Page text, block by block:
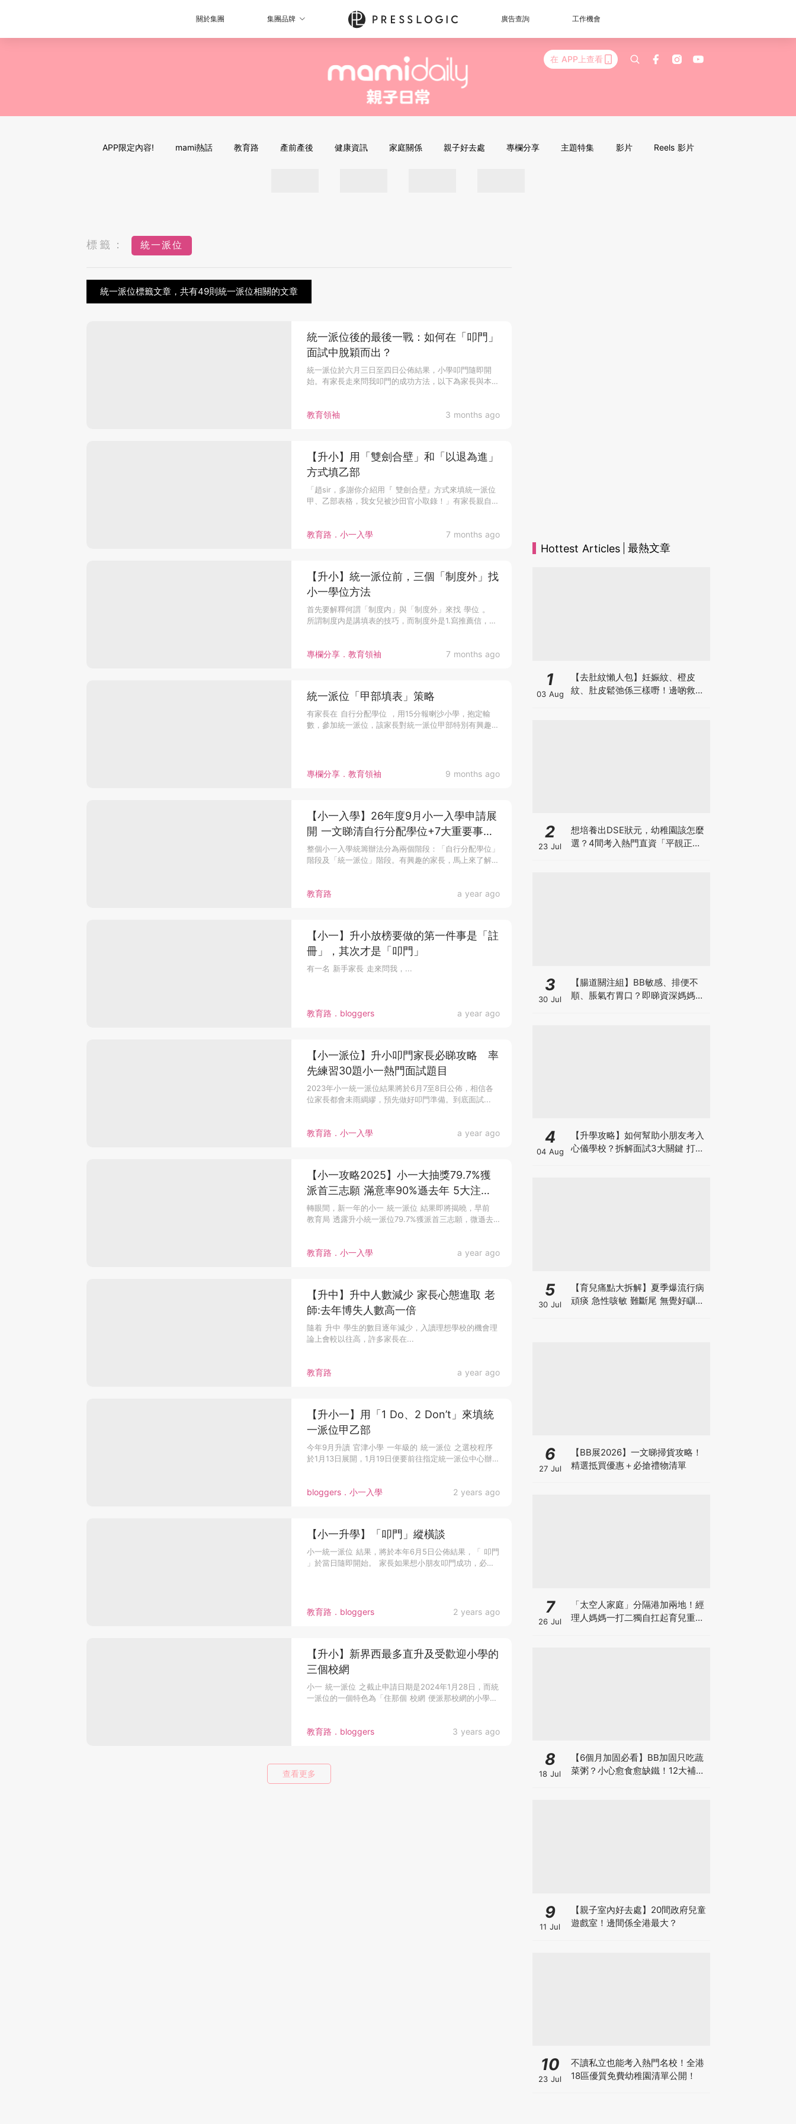
關於集團 集團品牌 廣告查詢 工作機會
在 APP上查看
APP限定內容! mami熱話 教育路 產前產後 健康資訊 家庭關係 親子好去處 專欄分享 主題特集 影片 Reels 影片
標籤： 統一派位
統一派位標籤文章，共有49則統一派位相關的文章
教育領袖 3 months ago
統一派位後的最後一戰：如何在「叩門」
面試中脫穎而出？
統一派位於六月三日至四日公佈結果，小學叩門隨即開
始。有家長走來問我叩門的成功方法，以下為家長與本人
教育路．小一入學 7 months ago
【升小】用「雙劍合壁」和「以退為進」
方式填乙部
「趙sir，多謝你介紹用『 雙劍合壁』方式來填統一派位
甲、乙部表格，我女兒被沙田官小取錄！」有家長親自
專欄分享．教育領袖 7 months ago
【升小】統一派位前，三個「制度外」找
小一學位方法
首先要解釋何謂「制度内」與「制度外」來找 學位 。
所謂制度内是講填表的技巧，而制度外是1.寫推薦信，2
專欄分享．教育領袖 9 months ago
統一派位「甲部填表」策略
有家長在 自行分配學位 ，用15分報喇沙小學，抱定輸
數，參加統一派位，該家長對統一派位甲部特別有興趣，
教育路 a year ago
【小一入學】26年度9月小一入學申請展
開 一文睇清自行分配學位+7大重要事項
+111之謎
整個小一入學統籌辦法分為兩個階段：「自行分配學位」
階段及「統一派位」階段。有興趣的家長，馬上來了解
教育路．bloggers a year ago
【小一】升小放榜要做的第一件事是「註
冊」，其次才是「叩門」
有一名 新手家長 走來問我，...
教育路．小一入學 a year ago
【小一派位】升小叩門家長必睇攻略 率
先練習30題小一熱門面試題目
2023年小一統一派位結果將於6月7至8日公佈，相信各
位家長都會未雨綢繆，預先做好叩門準備。到底面試...
教育路．小一入學 a year ago
【小一攻略2025】小一大抽獎79.7%獲
派首三志願 滿意率90%遜去年 5大注意
事項教家長做好叩門準備
轉眼間，新一年的小一 統一派位 結果即將揭曉，早前
教育局 透露升小統一派位79.7%獲派首三志願，微遜去
教育路 a year ago
【升中】升中人數減少 家長心態進取 老
師:去年博失人數高一倍
隨着 升中 學生的數目逐年減少，入讀理想學校的機會理
論上會較以往高，許多家長在...
bloggers．小一入學 2 years ago
【升小一】用「1 Do、2 Don’t」來填統
一派位甲乙部
今年9月升讀 官津小學 一年級的 統一派位 之選校程序
於1月13日展開，1月19日便要前往指定統一派位中心辦理
教育路．bloggers 2 years ago
【小一升學】「叩門」縱橫談
小一統一派位 結果，將於本年6月5日公佈結果，「 叩門
」於當日隨即開始。 家長如果想小朋友叩門成功，必須
教育路．bloggers 3 years ago
【升小】新界西最多直升及受歡迎小學的
三個校網
小一 統一派位 之截止申請日期是2024年1月28日，而統
一派位的一個特色為「住那個 校網 便派那校網的小學給
查看更多
Hottest Articles 最熱文章
1
03 Aug
【去肚紋懶人包】妊娠紋、橙皮
紋、肚皮鬆弛係三樣嘢！邊啲救得
2
23 Jul
想培養出DSE狀元，幼稚園該怎麼
選？4間考入熱門直資「平靚正」
3
30 Jul
【腸道關注組】BB敏感、排便不
順、脹氣冇胃口？即睇資深媽媽分
4
04 Aug
【升學攻略】如何幫助小朋友考入
心儀學校？拆解面試3大關鍵 打好
5
30 Jul
【育兒痛點大拆解】夏季爆流行病
頑痰 急性咳敏 難斷尾 無覺好瞓？
6
27 Jul
【BB展2026】一文睇掃貨攻略！
精選抵買優惠＋必搶禮物清單
7
26 Jul
「太空人家庭」分隔港加兩地！經
理人媽媽一打二獨自扛起育兒重
8
18 Jul
【6個月加固必看】BB加固只吃蔬
菜粥？小心愈食愈缺鐵！12大補鐵
9
11 Jul
【親子室內好去處】20間政府兒童
遊戲室！邊間係全港最大？
10
23 Jul
不讀私立也能考入熱門名校！全港
18區優質免費幼稚園清單公開！